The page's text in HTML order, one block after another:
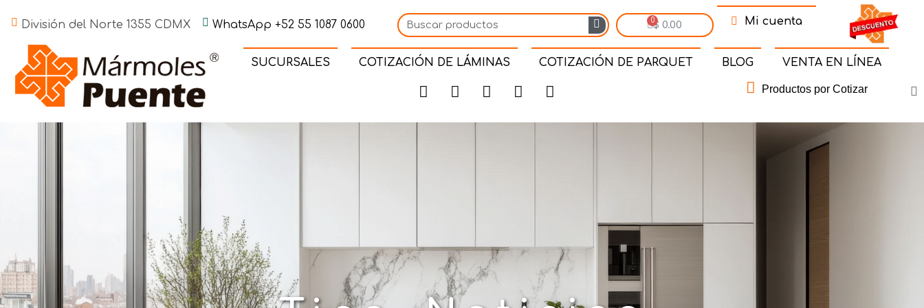
División del Norte 1355 CDMX WhatsApp +52 55 1087 0600 $ 0.00 Mi cuenta
SUCURSALES COTIZACIÓN DE LÁMINAS COTIZACIÓN DE PARQUET BLOG VENTA EN LÍNEA
Productos por Cotizar